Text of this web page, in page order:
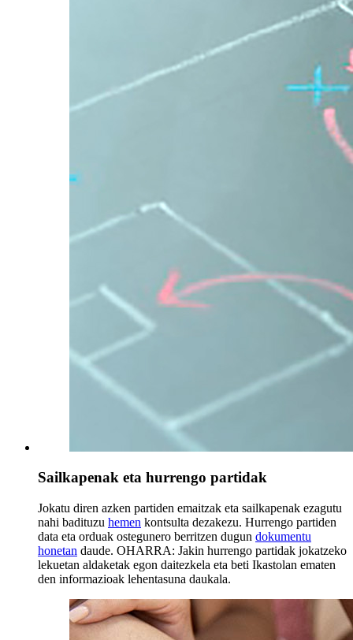
Sailkapenak eta hurrengo partidak
Jokatu diren azken partiden emaitzak eta sailkapenak ezagutu
nahi badituzu hemen kontsulta dezakezu. Hurrengo partiden
data eta orduak ostegunero berritzen dugun dokumentu
honetan daude. OHARRA: Jakin hurrengo partidak jokatzeko
lekuetan aldaketak egon daitezkela eta beti Ikastolan ematen
den informazioak lehentasuna daukala.